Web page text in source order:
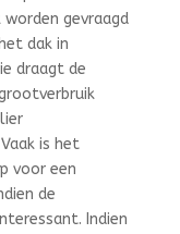
gevraagd
dak in
draagt de
is het
voor een
de
Indien